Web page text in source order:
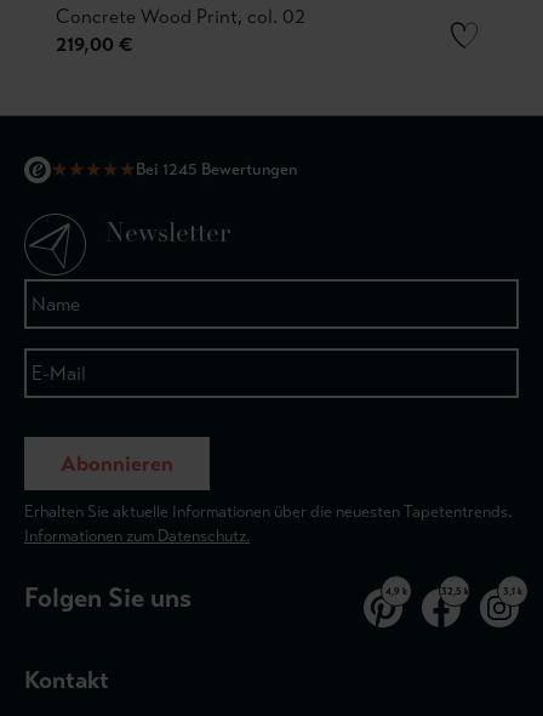
Concrete Wood Print, col. 02
219,00 €
★★★★★Bei 1245 Bewertungen
Newsletter
Abonnieren
Erhalten Sie aktuelle Informationen über die neuesten Tapetentrends.
Informationen zum Datenschutz.
Folgen Sie uns 4,9 k 32,5 k 3,1 k
Kontakt